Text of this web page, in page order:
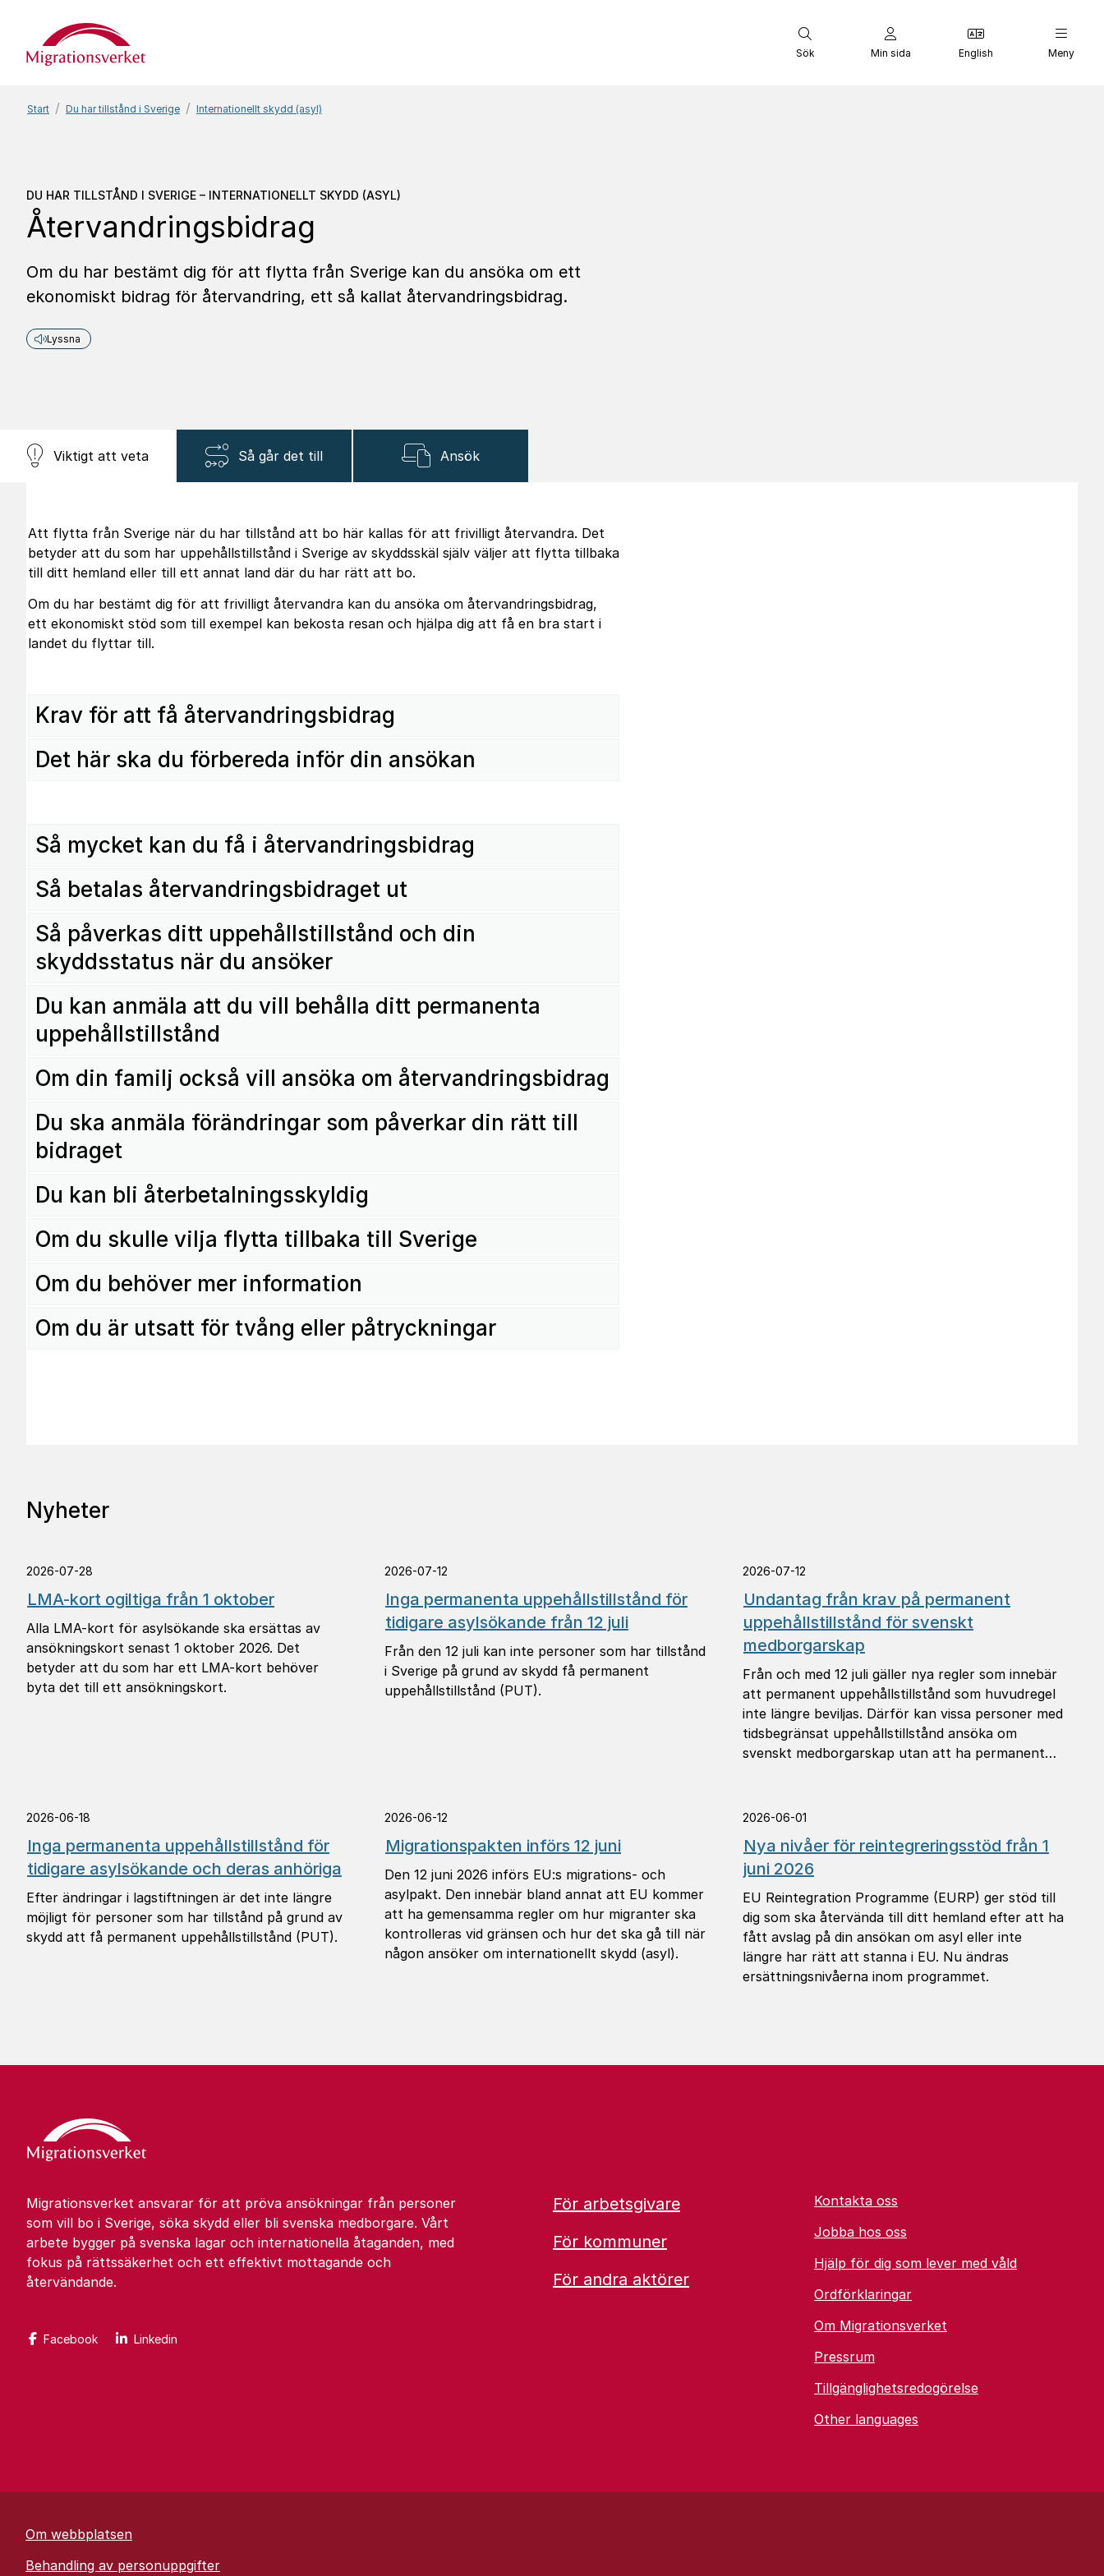
Start
Sök Min sida English Meny
Start Du har tillstånd i Sverige Internationellt skydd (asyl)
Du har tillstånd i Sverige – Internationellt skydd (asyl)
DU HAR TILLSTÅND I SVERIGE – INTERNATIONELLT SKYDD (ASYL)
Återvandringsbidrag
Om du har bestämt dig för att flytta från Sverige kan du ansöka om ett
ekonomiskt bidrag för återvandring, ett så kallat återvandringsbidrag.
Lyssna
Viktigt att veta Så går det till Ansök
Att flytta från Sverige när du har tillstånd att bo här kallas för att frivilligt återvandra. Det
betyder att du som har uppehållstillstånd i Sverige av skyddsskäl själv väljer att flytta tillbaka
till ditt hemland eller till ett annat land där du har rätt att bo.
Om du har bestämt dig för att frivilligt återvandra kan du ansöka om återvandringsbidrag,
ett ekonomiskt stöd som till exempel kan bekosta resan och hjälpa dig att få en bra start i
landet du flyttar till.
Krav för att få återvandringsbidrag
Det här ska du förbereda inför din ansökan
Så mycket kan du få i återvandringsbidrag
Så betalas återvandringsbidraget ut
Så påverkas ditt uppehållstillstånd och din
skyddsstatus när du ansöker
Du kan anmäla att du vill behålla ditt permanenta
uppehållstillstånd
Om din familj också vill ansöka om återvandringsbidrag
Du ska anmäla förändringar som påverkar din rätt till
bidraget
Du kan bli återbetalningsskyldig
Om du skulle vilja flytta tillbaka till Sverige
Om du behöver mer information
Om du är utsatt för tvång eller påtryckningar
Nyheter
2026-07-28
LMA-kort ogiltiga från 1 oktober
Alla LMA-kort för asylsökande ska ersättas av
ansökningskort senast 1 oktober 2026. Det
betyder att du som har ett LMA-kort behöver
byta det till ett ansökningskort.
2026-07-12
Inga permanenta uppehållstillstånd för
tidigare asylsökande från 12 juli
Från den 12 juli kan inte personer som har tillstånd
i Sverige på grund av skydd få permanent
uppehållstillstånd (PUT).
2026-07-12
Undantag från krav på permanent
uppehållstillstånd för svenskt
medborgarskap
Från och med 12 juli gäller nya regler som innebär
att permanent uppehållstillstånd som huvudregel
inte längre beviljas. Därför kan vissa personer med
tidsbegränsat uppehållstillstånd ansöka om
svenskt medborgarskap utan att ha permanent
2026-06-18
Inga permanenta uppehållstillstånd för
tidigare asylsökande och deras anhöriga
Efter ändringar i lagstiftningen är det inte längre
möjligt för personer som har tillstånd på grund av
skydd att få permanent uppehållstillstånd (PUT).
2026-06-12
Migrationspakten införs 12 juni
Den 12 juni 2026 införs EU:s migrations- och
asylpakt. Den innebär bland annat att EU kommer
att ha gemensamma regler om hur migranter ska
kontrolleras vid gränsen och hur det ska gå till när
någon ansöker om internationellt skydd (asyl).
2026-06-01
Nya nivåer för reintegreringsstöd från 1
juni 2026
EU Reintegration Programme (EURP) ger stöd till
dig som ska återvända till ditt hemland efter att ha
fått avslag på din ansökan om asyl eller inte
längre har rätt att stanna i EU. Nu ändras
ersättningsnivåerna inom programmet.
Migrationsverket ansvarar för att pröva ansökningar från personer
som vill bo i Sverige, söka skydd eller bli svenska medborgare. Vårt
arbete bygger på svenska lagar och internationella åtaganden, med
fokus på rättssäkerhet och ett effektivt mottagande och
återvändande.
Facebook Linkedin
För arbetsgivare
För kommuner
För andra aktörer
Kontakta oss
Jobba hos oss
Hjälp för dig som lever med våld
Ordförklaringar
Om Migrationsverket
Pressrum
Tillgänglighetsredogörelse
Other languages
Om webbplatsen
Behandling av personuppgifter